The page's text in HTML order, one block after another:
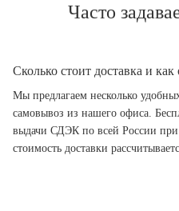
Часто
Сколько стоит доставка и как
Мы предлагаем несколько
самовывоз из нашего офиса.
выдачи СДЭК по всей России при
стоимость доставки